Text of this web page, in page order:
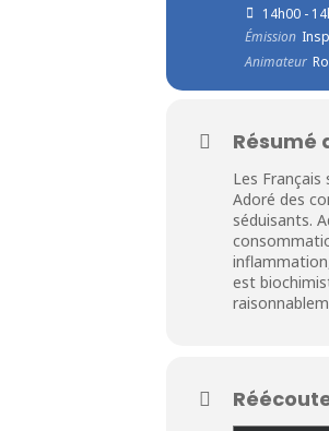
14h00 -
Émission
Animateur
Résumé
Les
Adoré des
séduisants.
est